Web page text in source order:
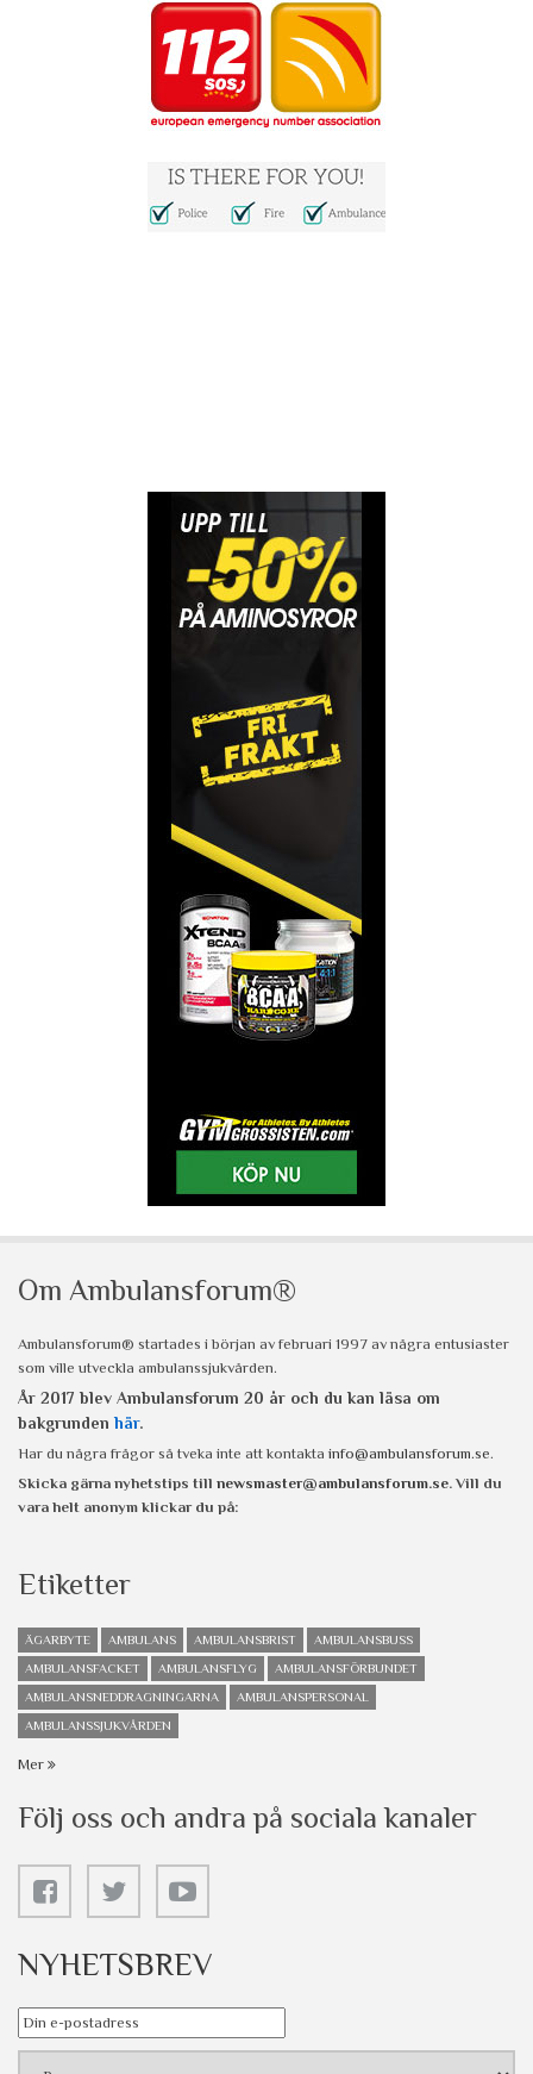
Om Ambulansforum®
Ambulansforum® startades i början av februari 1997 av några entusiaster
som ville utveckla ambulanssjukvården.
År 2017 blev Ambulansforum 20 år och du kan läsa om
bakgrunden här.
Har du några frågor så tveka inte att kontakta info@ambulansforum.se.
Skicka gärna nyhetstips till newsmaster@ambulansforum.se. Vill du
vara helt anonym klickar du på:
Etiketter
ÄGARBYTE AMBULANS AMBULANSBRIST
AMBULANSBUSS
AMBULANSFACKET
AMBULANSFLYG
AMBULANSFÖRBUNDET
AMBULANSNEDDRAGNINGARNA
AMBULANSPERSONAL
AMBULANSSJUKVÅRDEN
Mer
Följ oss och andra på sociala kanaler
NYHETSBREV